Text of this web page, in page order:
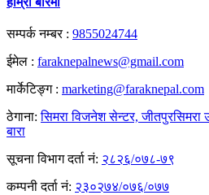
सम्पर्क नम्बर : 9855024744
ईमेल : faraknepalnews@gmail.com
मार्केटिङ्ग : marketing@faraknepal.com
ठेगाना:सिमरा विजनेश सेन्टर, जीतपुरसिमरा
बारा
सूचना विभाग दर्ता नं: २८२६/०७८-७९
कम्पनी दर्ता नं: २३०२७४/०७६/०७७